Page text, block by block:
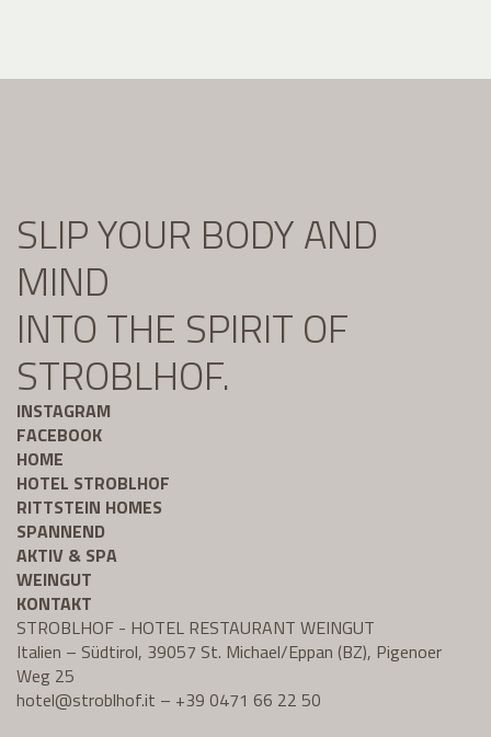
SLIP YOUR BODY AND
MIND
INTO THE SPIRIT OF
STROBLHOF.
INSTAGRAM
FACEBOOK
HOME
HOTEL STROBLHOF
RITTSTEIN HOMES
SPANNEND
AKTIV & SPA
WEINGUT
KONTAKT
STROBLHOF - HOTEL RESTAURANT WEINGUT
Italien – Südtirol, 39057 St. Michael/Eppan (BZ), Pigenoer
Weg 25
hotel@stroblhof.it – +39 0471 66 22 50